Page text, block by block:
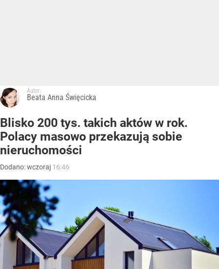
Autor:
Beata Anna Święcicka
Blisko 200 tys. takich aktów w rok.
Polacy masowo przekazują sobie
nieruchomości
Dodano:wczoraj 16:46